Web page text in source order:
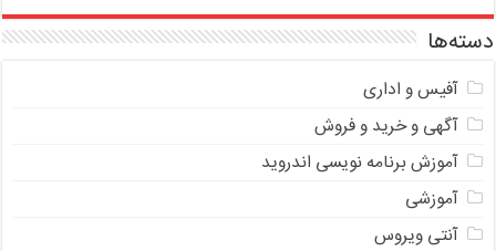
دسته‌ها
آفیس و اداری
آگهی و خرید و فروش
آموزش برنامه نویسی اندروید
آموزشی
آنتی ویروس